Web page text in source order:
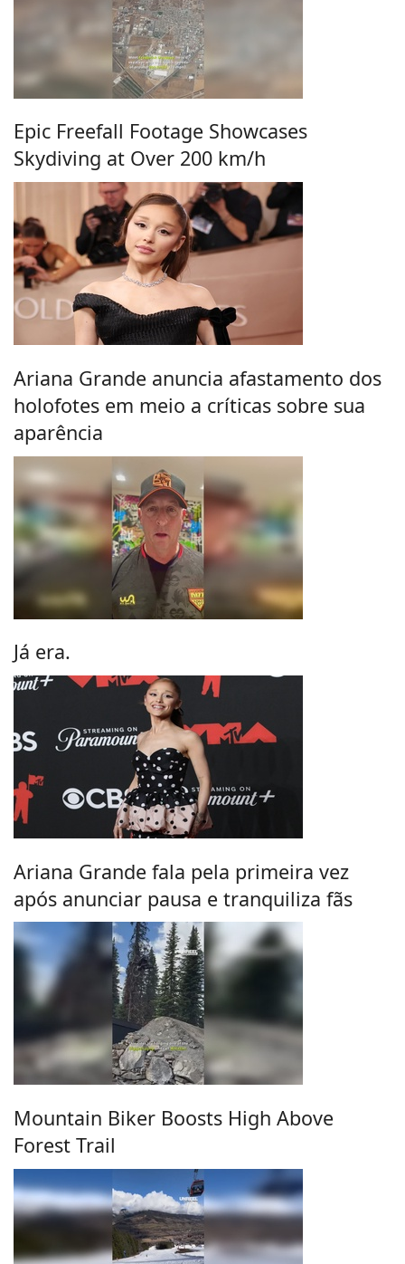
Epic Freefall Footage Showcases
Skydiving at Over 200 km/h
Ariana Grande anuncia afastamento dos
holofotes em meio a críticas sobre sua
aparência
Já era.
Ariana Grande fala pela primeira vez
após anunciar pausa e tranquiliza fãs
Mountain Biker Boosts High Above
Forest Trail